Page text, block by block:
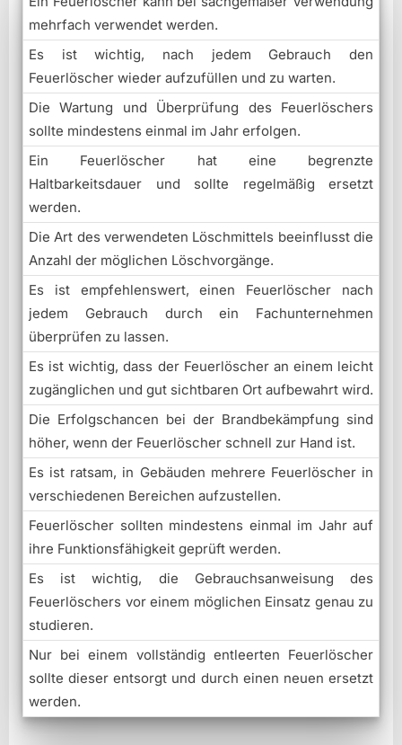
mehrfach verwendet werden.
Es ist wichtig, nach jedem Gebrauch den
Feuerlöscher wieder aufzufüllen und zu warten.
Die Wartung und Überprüfung des Feuerlöschers
sollte mindestens einmal im Jahr erfolgen.
Ein Feuerlöscher hat eine begrenzte
Haltbarkeitsdauer und sollte regelmäßig ersetzt
werden.
Die Art des verwendeten Löschmittels beeinflusst die
Anzahl der möglichen Löschvorgänge.
Es ist empfehlenswert, einen Feuerlöscher nach
jedem Gebrauch durch ein Fachunternehmen
überprüfen zu lassen.
Es ist wichtig, dass der Feuerlöscher an einem leicht
zugänglichen und gut sichtbaren Ort aufbewahrt wird.
Die Erfolgschancen bei der Brandbekämpfung sind
höher, wenn der Feuerlöscher schnell zur Hand ist.
Es ist ratsam, in Gebäuden mehrere Feuerlöscher in
verschiedenen Bereichen aufzustellen.
Feuerlöscher sollten mindestens einmal im Jahr auf
ihre Funktionsfähigkeit geprüft werden.
Es ist wichtig, die Gebrauchsanweisung des
Feuerlöschers vor einem möglichen Einsatz genau zu
studieren.
Nur bei einem vollständig entleerten Feuerlöscher
sollte dieser entsorgt und durch einen neuen ersetzt
werden.